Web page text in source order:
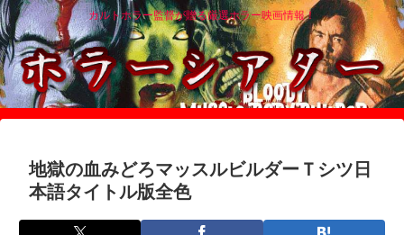
カルトホラー監督が贈る厳選ホラー映画情報！
地獄の血みどろマッスルビルダーＴシツ日
本語タイトル版全色